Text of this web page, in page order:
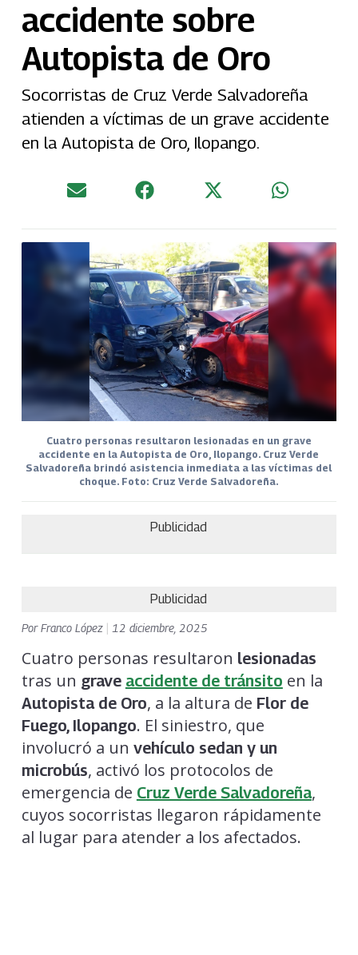
accidente sobre
Autopista de Oro
Socorristas de Cruz Verde Salvadoreña
atienden a víctimas de un grave accidente
en la Autopista de Oro, Ilopango.
Cuatro personas resultaron lesionadas en un grave
accidente en la Autopista de Oro, Ilopango. Cruz Verde
Salvadoreña brindó asistencia inmediata a las víctimas del
choque. Foto: Cruz Verde Salvadoreña.
Publicidad
Publicidad
PorFranco López 12 diciembre, 2025
Cuatro personas resultaron lesionadas
tras un grave accidente de tránsito en la
Autopista de Oro, a la altura de Flor de
Fuego, Ilopango. El siniestro, que
involucró a un vehículo sedan y un
microbús, activó los protocolos de
emergencia de Cruz Verde Salvadoreña,
cuyos socorristas llegaron rápidamente
al lugar para atender a los afectados.